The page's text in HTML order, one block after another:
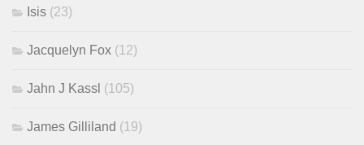
Isis (23)
Jacquelyn Fox (12)
Jahn J Kassl (105)
James Gilliland (19)